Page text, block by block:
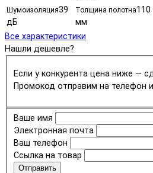
Шумоизоляция39
дБ
Толщина полотна110
мм
Все характеристики
Нашли дешевле?
Если у конкурента цена ниже —
Промокод отправим на телефон
Ваше имя
Электронная почта
Ваш телефон
Ссылка на товар
Отправить